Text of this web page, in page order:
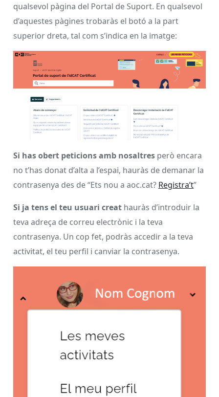
qualsevol pàgina del Portal de Suport. En qualsevol
d’aquestes pàgines trobaràs el botó a la part
superior dreta, tal com s’indica en la imatge:
Si has obert peticions amb nosaltres però encara
no t’has donat d’alta a l’espai, hauràs de demanar la
contrasenya des de “Ets nou a aoc.cat? Registra’t”
Si ja tens el teu usuari creat hauràs d’introduir la
teva adreça de correu electrònic i la teva
contrasenya. Un cop fet, podràs accedir a la teva
activitat, el teu perfil i canviar la contrasenya.